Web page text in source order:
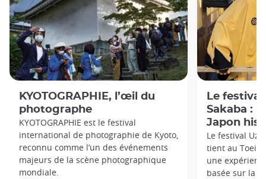
KYOTOGRAPHIE, l’œil du
photographe
KYOTOGRAPHIE est le festival
international de photographie de Kyoto,
reconnu comme l’un des événements
majeurs de la scène photographique
mondiale.
Le
Sakaba :
Japon
Le festival
tient au Toei
une
basée sur la